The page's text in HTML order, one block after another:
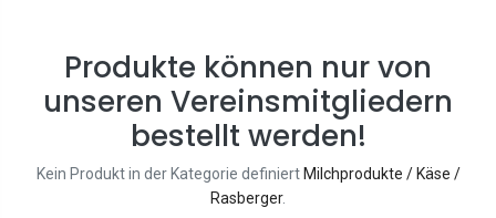
Produkte können nur von
unseren Vereinsmitgliedern
bestellt werden!
Kein Produkt in der Kategorie definiert Milchprodukte / Käse /
Rasberger.